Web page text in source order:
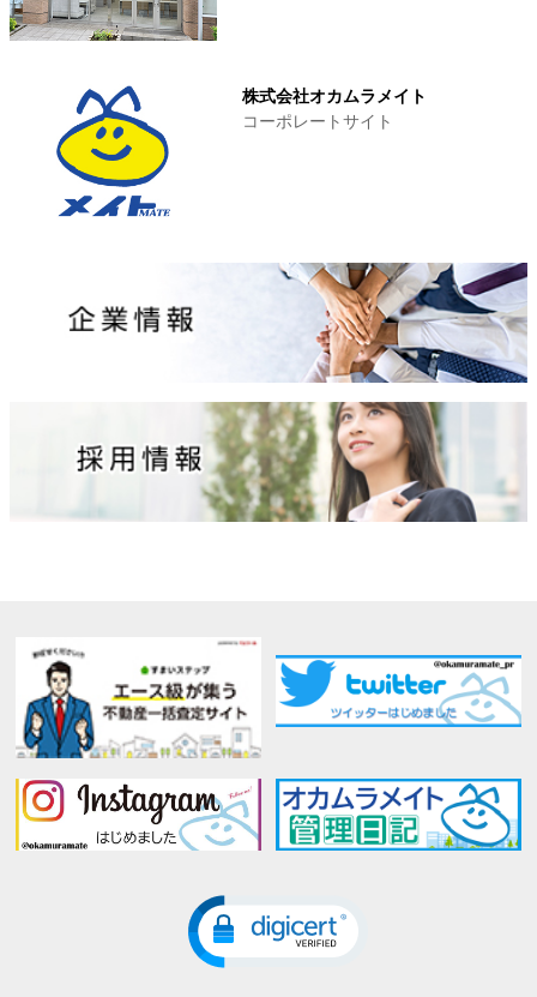
株式会社オカムラメイト
コーポレートサイト